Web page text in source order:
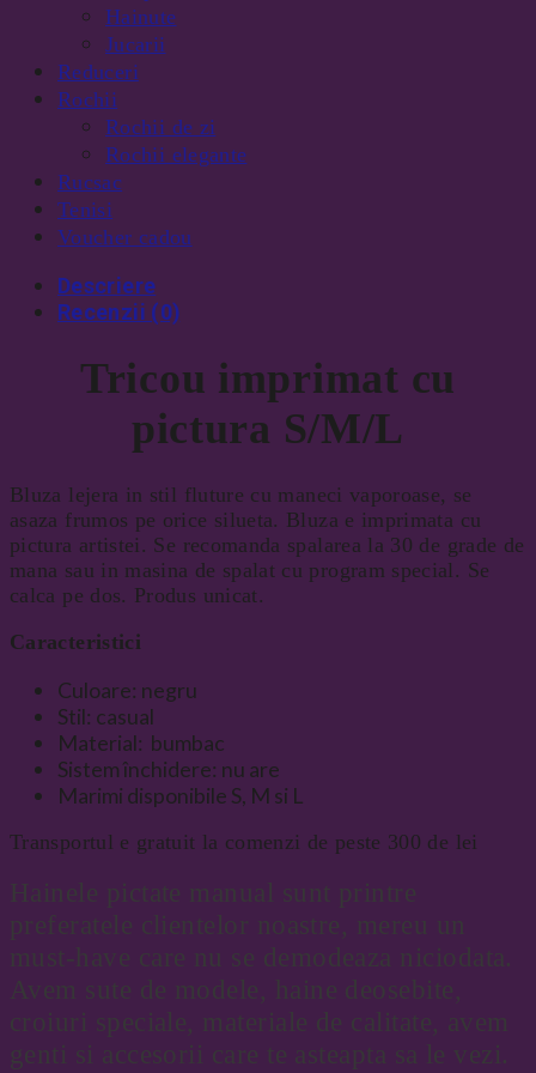
Hainute
Jucarii
Reduceri
Rochii
Rochii de zi
Rochii elegante
Rucsac
Tenisi
Voucher cadou
Descriere
Recenzii (0)
Tricou imprimat cu
pictura S/M/L
Bluza lejera in stil fluture cu maneci vaporoase, se
asaza frumos pe orice silueta. Bluza e imprimata cu
pictura artistei. Se recomanda spalarea la 30 de grade de
mana sau in masina de spalat cu program special. Se
calca pe dos. Produs unicat.
Caracteristici
Culoare: negru
Stil: casual
Material: bumbac
Sistem închidere: nu are
Marimi disponibile S, M si L
Transportul e gratuit la comenzi de peste 300 de lei
Hainele pictate manual sunt printre
preferatele clientelor noastre, mereu un
must-have care nu se demodeaza niciodata.
Avem sute de modele, haine deosebite,
croiuri speciale, materiale de calitate, avem
genti si accesorii care te asteapta sa le vezi.